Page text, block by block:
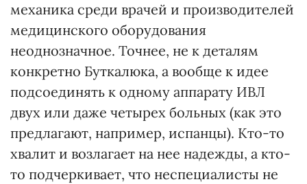
механика среди врачей и производителей
медицинского оборудования
неоднозначное. Точнее, не к деталям
конкретно Буткалюка, а вообще к идее
подсоединять к одному аппарату ИВЛ
двух или даже четырех больных (как это
предлагают, например, испанцы). Кто-то
хвалит и возлагает на нее надежды, а кто-
то подчеркивает, что неспециалисты не